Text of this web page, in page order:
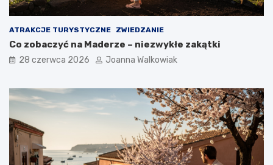
ATRAKCJE TURYSTYCZNE ZWIEDZANIE
Co zobaczyć na Maderze – niezwykłe zakątki
28 czerwca 2026 Joanna Walkowiak